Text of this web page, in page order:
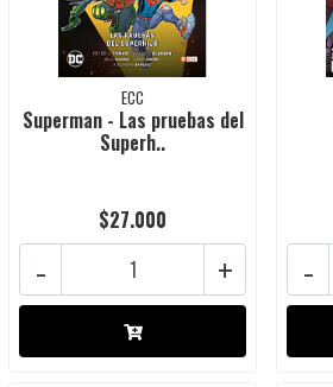
ECC
Superman - Las pruebas del
Superh..
$27.000
+
- -